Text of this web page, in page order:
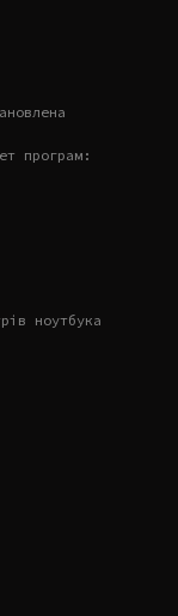
програм:
ноутбука